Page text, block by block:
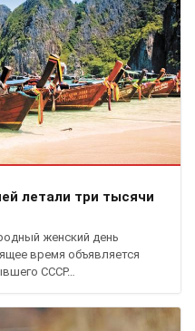
летали три тысячи
женский день
время объявляется
СССР…